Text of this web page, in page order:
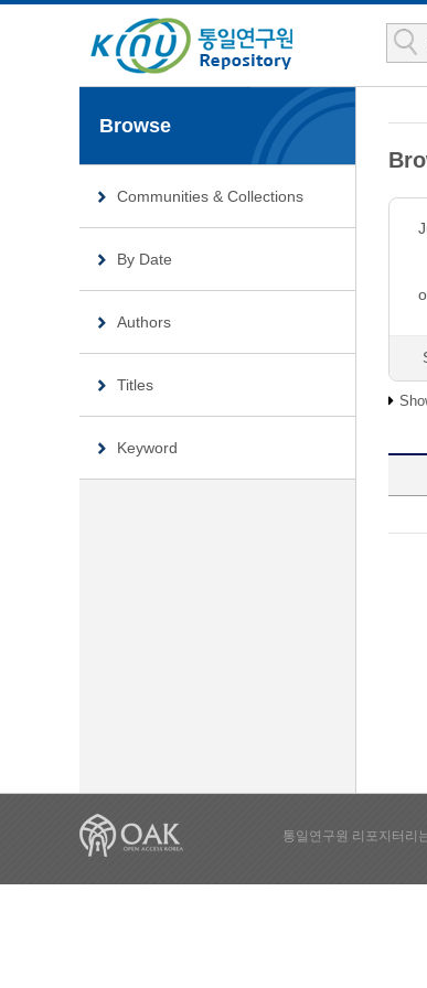
Browse
Communities & Collections
By Date
Authors
Titles
Keyword
통일연구원 리포지터리